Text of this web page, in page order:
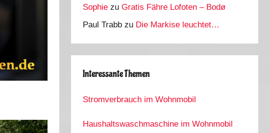
Sophie zuGratis Fähre Lofoten – Bodø
Paul Trabb zu Die Markise leuchtet…
Interessante Themen
Stromverbrauch im Wohnmobil
Haushaltswaschmaschine im Wohnmobil